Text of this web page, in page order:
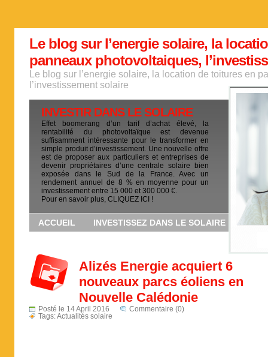
Le blog sur l’energie solaire, la
panneaux photovoltaiques,
Le blog sur l’energie solaire, la location de toitures en
l’investissement solaire
INVESTIR DANS LE SOLAIRE
Effet boomerang d’un tarif d’achat élevé, la
rentabilité du photovoltaïque est devenue
suffisamment intéressante pour le transformer en
simple produit d’investissement. Une nouvelle offre
est de proposer aux particuliers et entreprises de
devenir propriétaires d’une centrale solaire bien
exposée dans le Sud de la France. Avec un
rendement annuel de 8 % en moyenne pour un
investissement entre 15 000 et 300 000 €.
Pour en savoir plus, CLIQUEZ ICI !
ACCUEIL INVESTISSEZ DANS LE SOLAIRE
Alizés Energie acquiert 6
nouveaux parcs éoliens en
Nouvelle Calédonie
Posté le 14 April 2016
Commentaire (0)
Tags:Actualités solaire